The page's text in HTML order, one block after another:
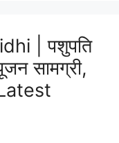
| पशुपति
सामग्री,
Latest